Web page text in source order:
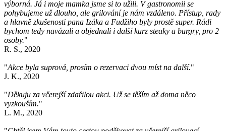
výborná. Já i moje mamka jsme si to užili. V gastronomii se
pohybujeme už dlouho, ale grilování je nám vzdáleno. Přístup, rady
a hlavně zkušenosti pana Izáka a Fudžiho byly prostě super. Rádi
bychom tedy navázali a objednali i další kurz steaky a burgry, pro 2
osoby."
R. S., 2020
"Akce byla suprová, prosím o rezervaci dvou míst na další."
J. K., 2020
"Děkuju za včerejší zdařilou akci. Už se těším až doma něco
vyzkouším."
L. M., 2020